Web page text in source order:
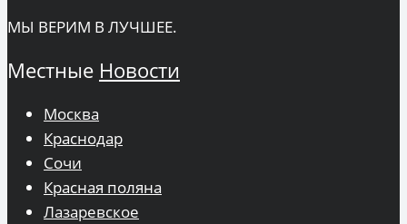
МЫ ВЕРИМ В ЛУЧШЕЕ.
Местные Новости
Москва
Краснодар
Сочи
Красная поляна
Лазаревское